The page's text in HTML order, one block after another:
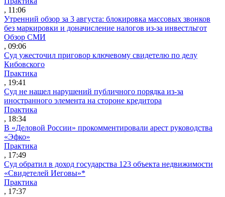
, 11:06
Утренний обзор за 3 августа: блокировка массовых звонков
без маркировки и доначисление налогов из-за инвестльгот
Обзор СМИ
, 09:06
Суд ужесточил приговор ключевому свидетелю по делу
Кибовского
Практика
, 19:41
Суд не нашел нарушений публичного порядка из-за
иностранного элемента на стороне кредитора
Практика
, 18:34
В «Деловой России» прокомментировали арест руководства
«Эфко»
Практика
, 17:49
Суд обратил в доход государства 123 объекта недвижимости
«Свидетелей Иеговы»*
Практика
, 17:37